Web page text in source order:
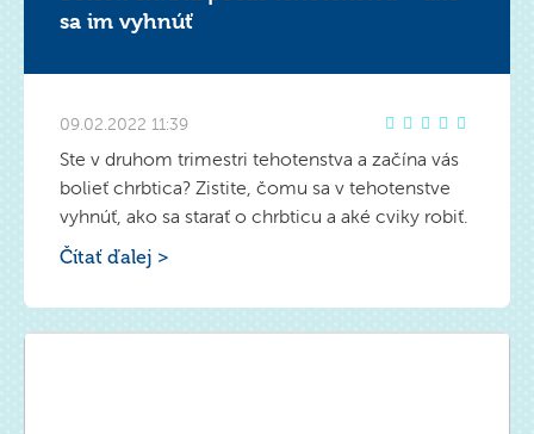
sa im vyhnúť
09.02.2022 11:39
Ste v druhom trimestri tehotenstva a začína vás
bolieť chrbtica? Zistite, čomu sa v tehotenstve
vyhnúť, ako sa starať o chrbticu a aké cviky robiť.
Čítať ďalej >